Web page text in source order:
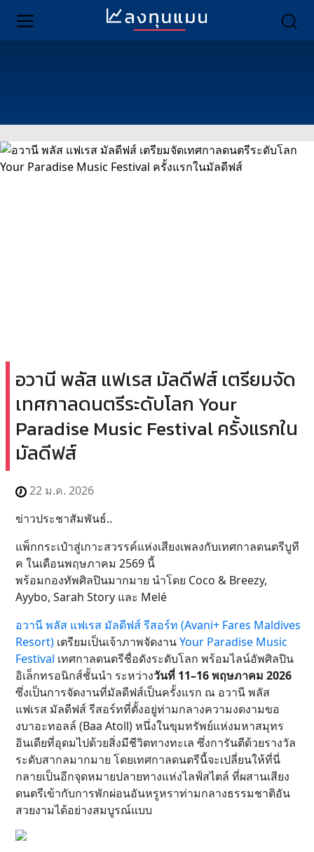
อวานี พลัส แฟเรส มัลดีฟส์ เตรียมจัด
เทศกาลดนตรีระดับโลก Your
Paradise Music Festival ครั้งแรกใน
มัลดีฟส์
22 ม.ค. 2026
ข่าวประชาสัมพันธ์..
แพ็กกระเป๋าสู่เกาะสวรรค์แห่งเสียงเพลงกับเทศกาลดนตรีบูที
ค ในเดือนพฤษภาคม 2569 นี้
พร้อมกองทัพศิลปินมากมาย นำโดย Coco & Breezy,
Ayybo, Sarah Story และ Melé
อวานี พลัส แฟเรส มัลดีฟส์ รีสอร์ท (Avani+ Fares Maldives
Resort) เตรียมเป็นเจ้าภาพจัดงานYour Paradise Music
Festival เทศกาลดนตรีชื่อดังระดับโลก พร้อมไลน์อัพศิลปิน
อิเล็กทรอนิกส์ชั้นนำ ระหว่างวันที่ 11–16 พฤษภาคม 2026
ซึ่งเป็นการจัดงานที่มัลดีฟส์เป็นครั้งแรก ณ อวานี พลัส
แฟเรส มัลดีฟส์ รีสอร์ทที่ตั้งอยู่ท่ามกลางความงดงามขอ
งบาอะทอลล์ (Baa Atoll) หนึ่งในขุมทรัพย์แห่งมหาสมุทร
อินเดียที่อุดมไปด้วยสิ่งมีชีวิตทางทะเล ซึ่งการันตีด้วยรางวัล
ระดับสากลมากมาย โดยเทศกาลดนตรีนี้จะเปลี่ยนให้ที่นี่
กลายเป็นอีกจุดหมายปลายทางแห่งไลฟ์สไตล์ ที่ผสานเสียง
ดนตรีเข้ากับการพักผ่อนอันหรูหราท่ามกลางธรรมชาติอัน
สวยงามได้อย่างสมบูรณ์แบบ